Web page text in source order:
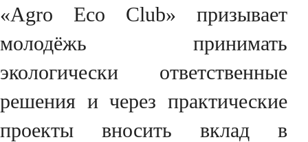
«Agro Eco Club» призывает
молодёжь принимать
экологически ответственные
решения и через практические
проекты вносить вклад в